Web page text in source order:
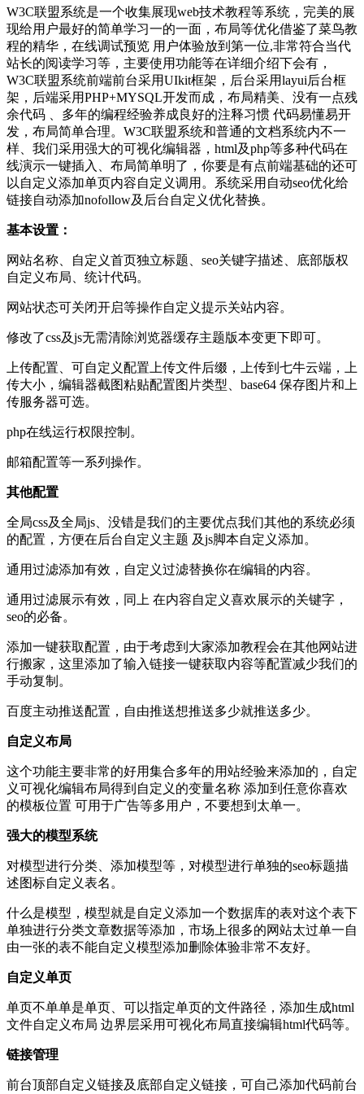
W3C联盟系统是一个收集展现web技术教程等系统，完美的展
现给用户最好的简单学习一的一面，布局等优化借鉴了菜鸟教
程的精华，在线调试预览 用户体验放到第一位,非常符合当代
站长的阅读学习等，主要使用功能等在详细介绍下会有，
W3C联盟系统前端前台采用UIkit框架，后台采用layui后台框
架，后端采用PHP+MYSQL开发而成，布局精美、没有一点残
余代码 、多年的编程经验养成良好的注释习惯 代码易懂易开
发，布局简单合理。W3C联盟系统和普通的文档系统内不一
样、我们采用强大的可视化编辑器，html及php等多种代码在
线演示一键插入、布局简单明了，你要是有点前端基础的还可
以自定义添加单页内容自定义调用。系统采用自动seo优化给
链接自动添加nofollow及后台自定义优化替换。
基本设置：
网站名称、自定义首页独立标题、seo关键字描述、底部版权
自定义布局、统计代码。
网站状态可关闭开启等操作自定义提示关站内容。
修改了css及js无需清除浏览器缓存主题版本变更下即可。
上传配置、可自定义配置上传文件后缀，上传到七牛云端，上
传大小，编辑器截图粘贴配置图片类型、base64 保存图片和上
传服务器可选。
php在线运行权限控制。
邮箱配置等一系列操作。
其他配置
全局css及全局js、没错是我们的主要优点我们其他的系统必须
的配置，方便在后台自定义主题 及js脚本自定义添加。
通用过滤添加有效，自定义过滤替换你在编辑的内容。
通用过滤展示有效，同上 在内容自定义喜欢展示的关键字，
seo的必备。
添加一键获取配置，由于考虑到大家添加教程会在其他网站进
行搬家，这里添加了输入链接一键获取内容等配置减少我们的
手动复制。
百度主动推送配置，自由推送想推送多少就推送多少。
自定义布局
这个功能主要非常的好用集合多年的用站经验来添加的，自定
义可视化编辑布局得到自定义的变量名称 添加到任意你喜欢
的模板位置 可用于广告等多用户，不要想到太单一。
强大的模型系统
对模型进行分类、添加模型等，对模型进行单独的seo标题描
述图标自定义表名。
什么是模型，模型就是自定义添加一个数据库的表对这个表下
单独进行分类文章数据等添加，市场上很多的网站太过单一自
由一张的表不能自定义模型添加删除体验非常不友好。
自定义单页
单页不单单是单页、可以指定单页的文件路径，添加生成html
文件自定义布局 边界层采用可视化布局直接编辑html代码等。
链接管理
前台顶部自定义链接及底部自定义链接，可自己添加代码前台